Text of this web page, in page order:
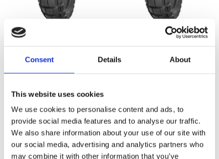
Consent Details About
This website uses cookies
We use cookies to personalise content and ads, to
provide social media features and to analyse our traffic.
We also share information about your use of our site with
our social media, advertising and analytics partners who
may combine it with other information that you’ve
Shinko E805 rear tire
Lägg till i favoriter
Shinko E805 rear tire
MH586454
Lägg till i favoriter